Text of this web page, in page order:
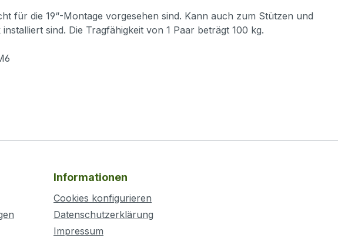
für die 19“-Montage vorgesehen sind. Kann auch zum Stützen und
sind. Die Tragfähigkeit von 1 Paar beträgt 100 kg.
Informationen
Cookies konfigurieren
Datenschutzerklärung
Impressum